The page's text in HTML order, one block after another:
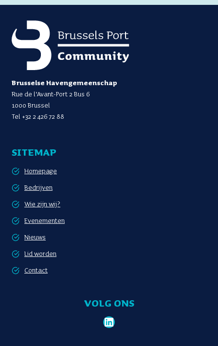
Brusselse Havengemeenschap
Rue de l’Avant-Port 2 Bus 6
1000 Brussel
Tel +32 2 426 72 88
SITEMAP
Homepage
Bedrijven
Wie zijn wij?
Evenementen
Nieuws
Lid worden
Contact
VOLG ONS
LinkedIn